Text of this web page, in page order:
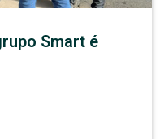
Smart é